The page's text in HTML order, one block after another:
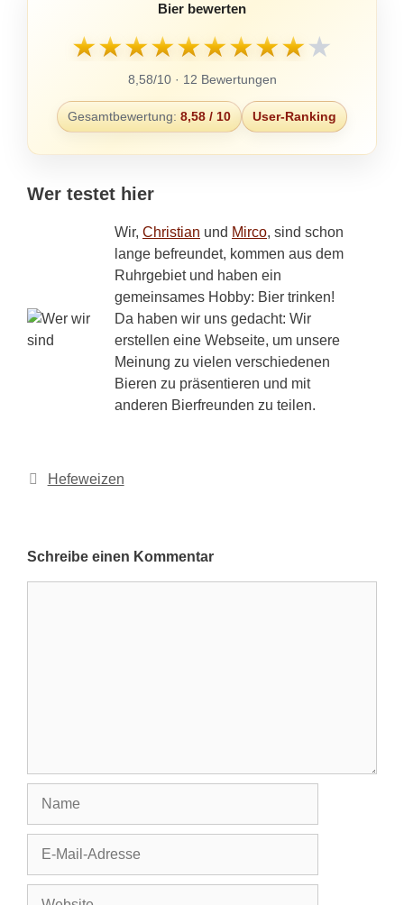
Bier bewerten
★★★★★★★★★★
8,58/10 · 12 Bewertungen
Gesamtbewertung: 8,58 / 10 User-Ranking
Wer testet hier
Wir, Christian und Mirco, sind schon
lange befreundet, kommen aus dem
Ruhrgebiet und haben ein
gemeinsames Hobby: Bier trinken!
Da haben wir uns gedacht: Wir
erstellen eine Webseite, um unsere
Meinung zu vielen verschiedenen
Bieren zu präsentieren und mit
anderen Bierfreunden zu teilen.
Kategorien
Hefeweizen
Schreibe einen Kommentar
Adresse